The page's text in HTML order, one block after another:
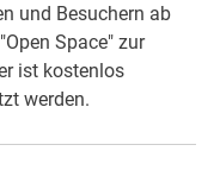
und Besuchern ab
Space" zur
ist kostenlos
werden.